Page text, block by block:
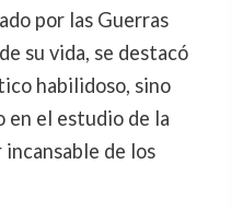
por las Guerras
su vida, se destacó
habilidoso, sino
en el estudio de la
de los